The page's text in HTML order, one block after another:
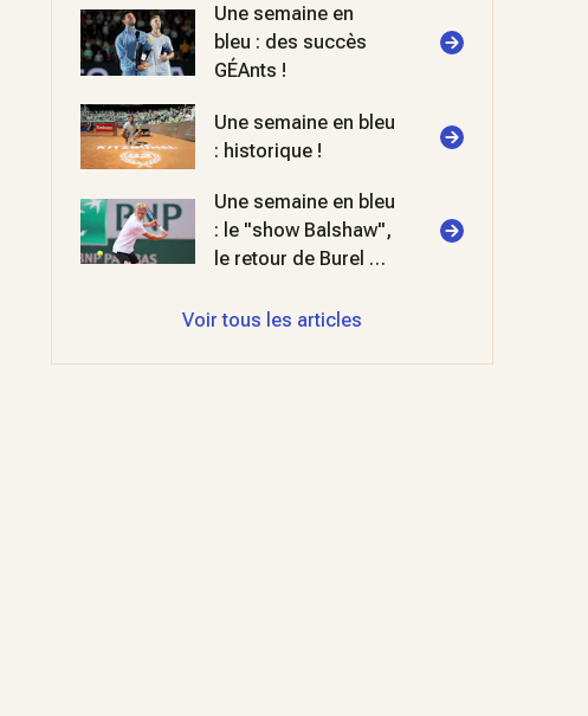
Une semaine en
bleu : des succès
GÉAnts !
Une semaine en bleu
: historique !
Une semaine en bleu
: le "show Balshaw",
le retour de Burel et
padel
Voir tous les articles